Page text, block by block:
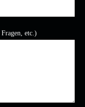
etc.)